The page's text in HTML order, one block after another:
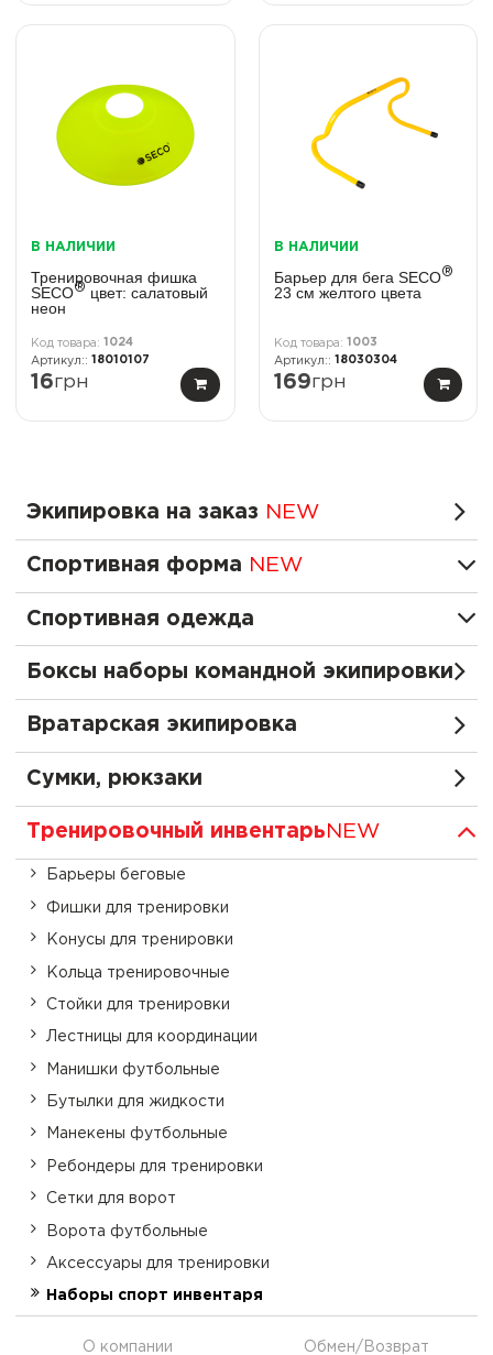
В НАЛИЧИИ
Тренировочная фишка
SECO® цвет: салатовый
неон
1024
18010107
16грн
В НАЛИЧИИ
Барьер для бега SECO®
23 см желтого цвета
1003
18030304
169грн
Экипировка на заказ NEW
Спортивная форма NEW
Спортивная одежда
Боксы наборы командной экипировки
Вратарская экипировка
Сумки, рюкзаки
Тренировочный инвентарь NEW
Барьеры беговые
Фишки для тренировки
Конусы для тренировки
Кольца тренировочные
Стойки для тренировки
Лестницы для координации
Манишки футбольные
Бутылки для жидкости
Манекены футбольные
Ребондеры для тренировки
Сетки для ворот
Ворота футбольные
Аксессуары для тренировки
Наборы спорт инвентаря
О компании Обмен/Возврат